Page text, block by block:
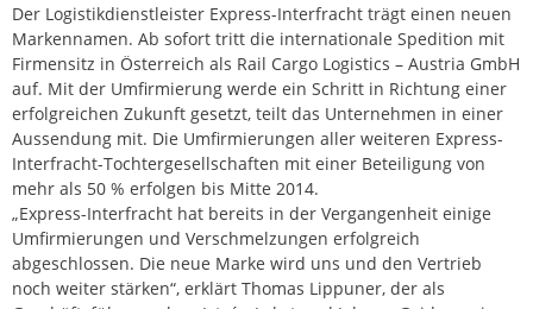
Der Logistikdienstleister Express-Interfracht trägt einen neuen
Markennamen. Ab sofort tritt die internationale Spedition mit
Firmensitz in Österreich als Rail Cargo Logistics – Austria GmbH
auf. Mit der Umfirmierung werde ein Schritt in Richtung einer
erfolgreichen Zukunft gesetzt, teilt das Unternehmen in einer
Aussendung mit. Die Umfirmierungen aller weiteren Express-
Interfracht-Tochtergesellschaften mit einer Beteiligung von
mehr als 50 % erfolgen bis Mitte 2014.
„Express-Interfracht hat bereits in der Vergangenheit einige
Umfirmierungen und Verschmelzungen erfolgreich
abgeschlossen. Die neue Marke wird uns und den Vertrieb
noch weiter stärken“, erklärt Thomas Lippuner, der als